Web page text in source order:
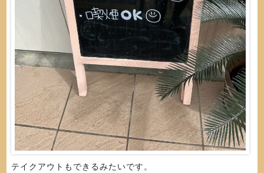
テイクアウトもできるみたいです。